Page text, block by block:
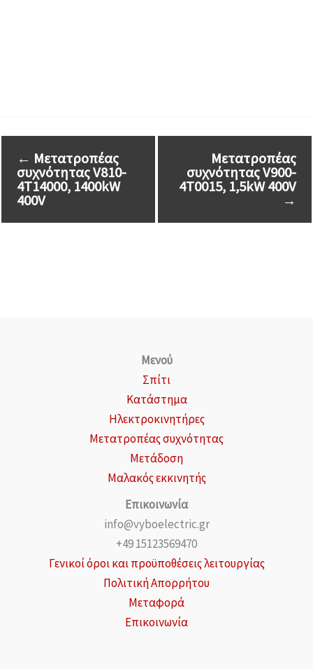
← Μετατροπέας
συχνότητας V810-
4T14000, 1400kW
400V
Μετατροπέας
συχνότητας V900-
4T0015, 1,5kW 400V
→
Μενού
Σπίτι
Κατάστημα
Ηλεκτροκινητήρες
Μετατροπέας συχνότητας
Μετάδοση
Μαλακός εκκινητής
Επικοινωνία
info@vyboelectric.gr
+49 15123569470
Γενικοί όροι και προϋποθέσεις λειτουργίας
Πολιτική Απορρήτου
Μεταφορά
Επικοινωνία